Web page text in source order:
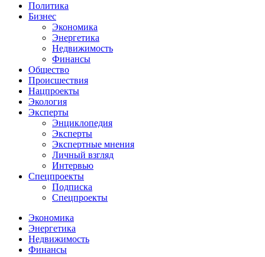
Политика
Бизнес
Экономика
Энергетика
Недвижимость
Финансы
Общество
Происшествия
Нацпроекты
Экология
Эксперты
Энциклопедия
Эксперты
Экспертные мнения
Личный взгляд
Интервью
Спецпроекты
Подписка
Спецпроекты
Экономика
Энергетика
Недвижимость
Финансы